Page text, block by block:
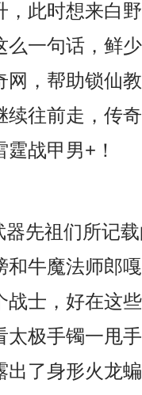
，此时想来白
么一句话，鲜
网，帮助锁仙
续往前走，传
战甲男+！
先祖们所记
和牛魔法师郎
战士，好在这
太极手镯一甩
出了身形火龙